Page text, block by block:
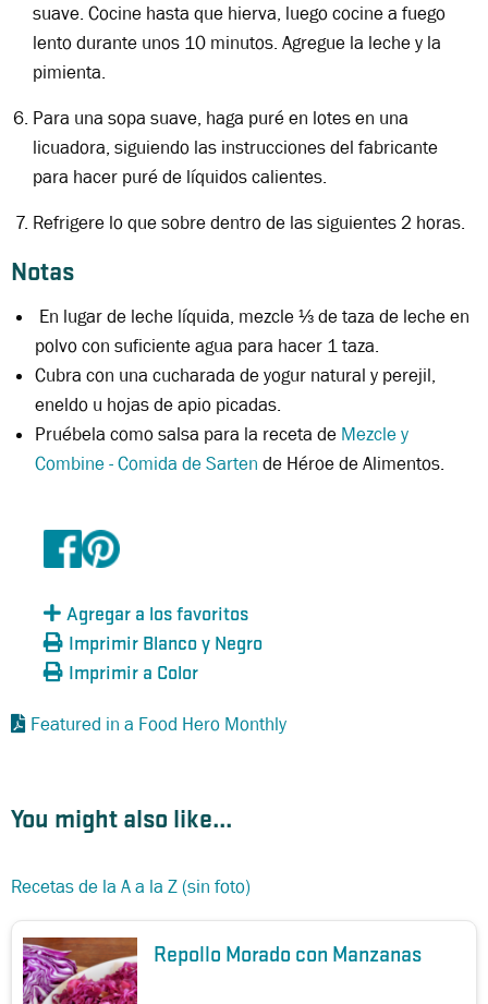
suave. Cocine hasta que hierva, luego cocine a fuego
lento durante unos 10 minutos. Agregue la leche y la
pimienta.
Para una sopa suave, haga puré en lotes en una
licuadora, siguiendo las instrucciones del fabricante
para hacer puré de líquidos calientes.
Refrigere lo que sobre dentro de las siguientes 2 horas.
Notas
En lugar de leche líquida, mezcle ⅓ de taza de leche en
polvo con suficiente agua para hacer 1 taza.
Cubra con una cucharada de yogur natural y perejil,
eneldo u hojas de apio picadas.
Pruébela como salsa para la receta de Mezcle y
Combine - Comida de Sarten de Héroe de Alimentos.
Agregar a los favoritos
Imprimir Blanco y Negro
Imprimir a Color
Featured in a Food Hero Monthly
You might also like...
Recetas de la A a la Z (sin foto)
Repollo Morado con Manzanas